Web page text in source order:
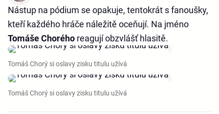
Nástup na pódium se opakuje, tentokrát s fanoušky,
kteří každého hráče náležitě oceňují. Na jméno
Tomáše Chorého reagují obzvlášť hlasitě.
Tomáš Chorý si oslavy zisku titulu užívá
Tomáš Chorý si oslavy zisku titulu užívá